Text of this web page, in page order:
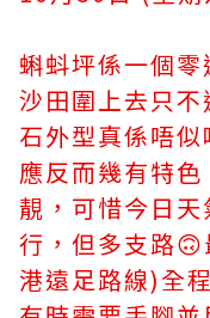
蝌蚪坪係一個
沙田圍上去只
石外型真係唔
應反而幾有特
靚，可惜今日
行，但多支路
港遠足路線)全